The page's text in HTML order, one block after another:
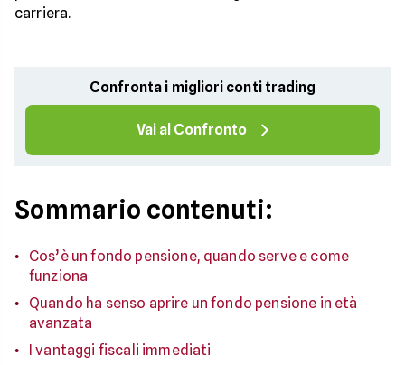
carriera.
Confronta i migliori conti trading
Vai al Confronto
Sommario contenuti:
Cos’è un fondo pensione, quando serve e come
funziona
Quando ha senso aprire un fondo pensione in età
avanzata
I vantaggi fiscali immediati